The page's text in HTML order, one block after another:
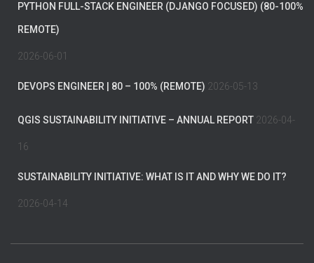
PYTHON FULL-STACK ENGINEER (DJANGO FOCUSED) (80-100%
REMOTE)
2026-06-01
DEVOPS ENGINEER | 80 – 100% (REMOTE) 2026-05-13
QGIS SUSTAINABILITY INITIATIVE – ANNUAL REPORT 2026-04-
16
SUSTAINABILITY INITIATIVE: WHAT IS IT AND WHY WE DO IT?
2026-04-14